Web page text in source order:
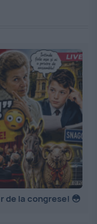
de la congrese! 😳